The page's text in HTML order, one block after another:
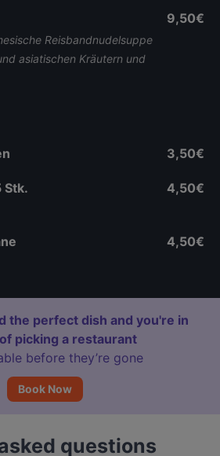
Reisbandnudelsuppe
asiatischen Kräutern und
9,50€
3,50€
Stk. 4,50€
4,50€
the perfect dish and you're in
picking a restaurant
before they’re gone
Book Now
questions